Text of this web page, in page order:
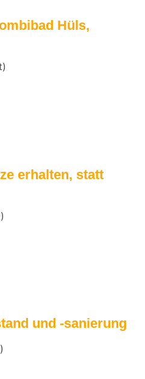
Hüls,
erhalten, statt
und -sanierung